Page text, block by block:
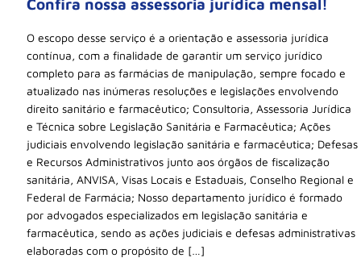
Confira nossa assessoria jurídica mensal!
O escopo desse serviço é a orientação e assessoria jurídica
contínua, com a finalidade de garantir um serviço jurídico
completo para as farmácias de manipulação, sempre focado e
atualizado nas inúmeras resoluções e legislações envolvendo
direito sanitário e farmacêutico; Consultoria, Assessoria Jurídica
e Técnica sobre Legislação Sanitária e Farmacêutica; Ações
judiciais envolvendo legislação sanitária e farmacêutica; Defesas
e Recursos Administrativos junto aos órgãos de fiscalização
sanitária, ANVISA, Visas Locais e Estaduais, Conselho Regional e
Federal de Farmácia; Nosso departamento jurídico é formado
por advogados especializados em legislação sanitária e
farmacêutica, sendo as ações judiciais e defesas administrativas
elaboradas com o propósito de […]